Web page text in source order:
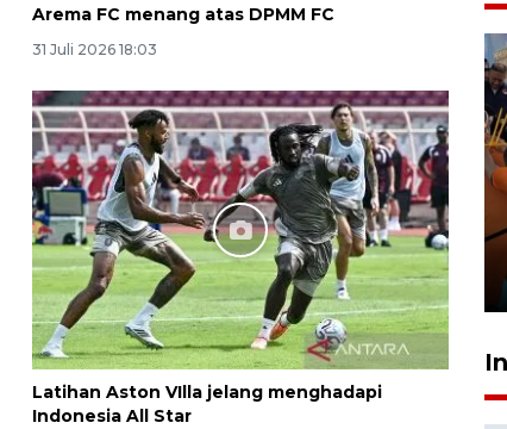
Arema FC menang atas DPMM FC
31 Juli 2026 18:03
Latihan Aston VIlla jelang menghadapi
Indonesia All Star
Taklukkan DPMM FC, Persib
amankan tiket semifinal Piala
Presiden
29 Juli 2026 01:36